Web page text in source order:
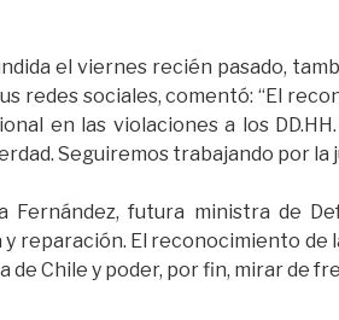
el viernes recién pasado,
redes sociales, comentó: “El
en las violaciones a los
Seguiremos trabajando por la
Fernández, futura ministra de
reparación. El reconocimiento de
de Chile y poder, por fin, mirar de